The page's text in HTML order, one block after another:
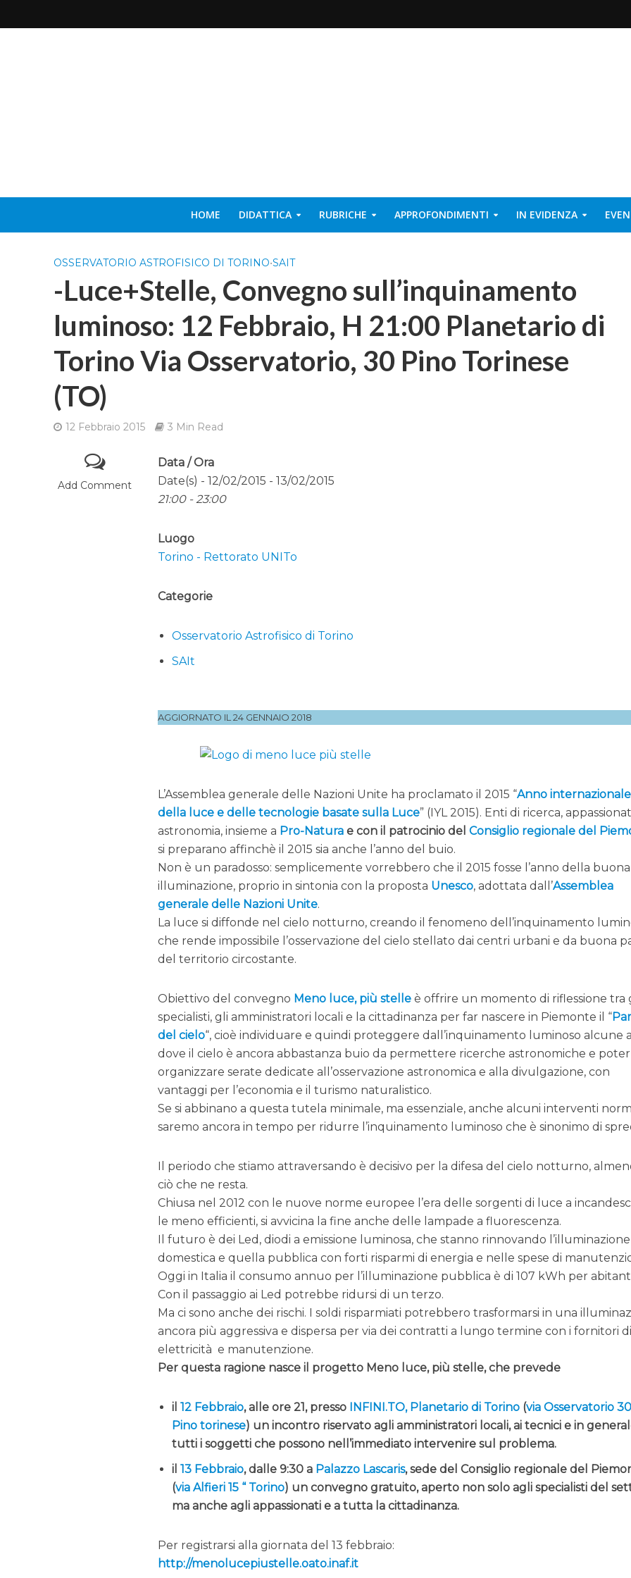
HOME DIDATTICA RUBRICHE APPROFONDIMENTI IN EVIDENZA
OSSERVATORIO ASTROFISICO DI TORINO•SAIT
-Luce+Stelle, Convegno sull’inquinamento
luminoso: 12 Febbraio, H 21:00 Planetario di
Torino Via Osservatorio, 30 Pino Torinese
(TO)
12 Febbraio 2015 3 Min Read
Add Comment
Data / Ora
Date(s) - 12/02/2015 - 13/02/2015
21:00 - 23:00
Luogo
Torino - Rettorato UNITo
Categorie
Osservatorio Astrofisico di Torino
SAIt
AGGIORNATO IL 24 GENNAIO 2018
L’Assemblea generale delle Nazioni Unite ha proclamato il 2015 “Anno internazionale
della luce e delle tecnologie basate sulla Luce” (IYL 2015). Enti di ricerca,
astronomia, insieme a Pro-Natura e con il patrocinio delConsiglio regionale del
si preparano affinchè il 2015 sia anche l’anno del buio.
Non è un paradosso: semplicemente vorrebbero che il 2015 fosse l’anno della buona
illuminazione, proprio in sintonia con la proposta Unesco, adottata dall’Assemblea
generale delle Nazioni Unite.
La luce si diffonde nel cielo notturno, creando il fenomeno dell’inquinamento
che rende impossibile l’osservazione del cielo stellato dai centri urbani e da buona
del territorio circostante.
Obiettivo del convegno Meno luce, più stelle è offrire un momento di riflessione tra
specialisti, gli amministratori locali e la cittadinanza per far nascere in Piemonte il “
del cielo“, cioè individuare e quindi proteggere dall’inquinamento luminoso alcune
dove il cielo è ancora abbastanza buio da permettere ricerche astronomiche e poter
organizzare serate dedicate all’osservazione astronomica e alla divulgazione, con
vantaggi per l’economia e il turismo naturalistico.
Se si abbinano a questa tutela minimale, ma essenziale, anche alcuni interventi
saremo ancora in tempo per ridurre l’inquinamento luminoso che è sinonimo di
Il periodo che stiamo attraversando è decisivo per la difesa del cielo notturno,
ciò che ne resta.
Chiusa nel 2012 con le nuove norme europee l’era delle sorgenti di luce a
le meno efficienti, si avvicina la fine anche delle lampade a fluorescenza.
Il futuro è dei Led, diodi a emissione luminosa, che stanno rinnovando l’illuminazione
domestica e quella pubblica con forti risparmi di energia e nelle spese di
Oggi in Italia il consumo annuo per l’illuminazione pubblica è di 107 kWh per
Con il passaggio ai Led potrebbe ridursi di un terzo.
Ma ci sono anche dei rischi. I soldi risparmiati potrebbero trasformarsi in una
ancora più aggressiva e dispersa per via dei contratti a lungo termine con i fornitori di
elettricità e manutenzione.
Per questa ragione nasce il progetto Meno luce, più stelle, che prevede
il12 Febbraio, alle ore 21, presso INFINI.TO, Planetario di Torino (via Osservatorio
Pino torinese) un incontro riservato agli amministratori locali, ai tecnici e in
tutti i soggetti che possono nell’immediato intervenire sul problema.
il13 Febbraio, dalle 9:30 a Palazzo Lascaris, sede del Consiglio regionale del
(via Alfieri 15 “ Torino) un convegno gratuito, aperto non solo agli specialisti del
ma anche agli appassionati e a tutta la cittadinanza.
Per registrarsi alla giornata del 13 febbraio:
http://menolucepiustelle.oato.inaf.it